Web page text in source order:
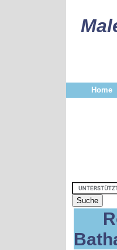
Home